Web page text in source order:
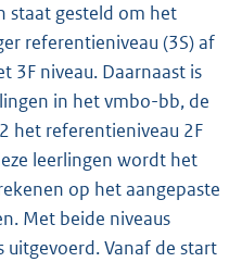
staat gesteld om het
referentieniveau (3S) af
3F niveau. Daarnaast is
in het vmbo-bb, de
het referentieniveau 2F
leerlingen wordt het
op het aangepaste
Met beide niveaus
Vanaf de start